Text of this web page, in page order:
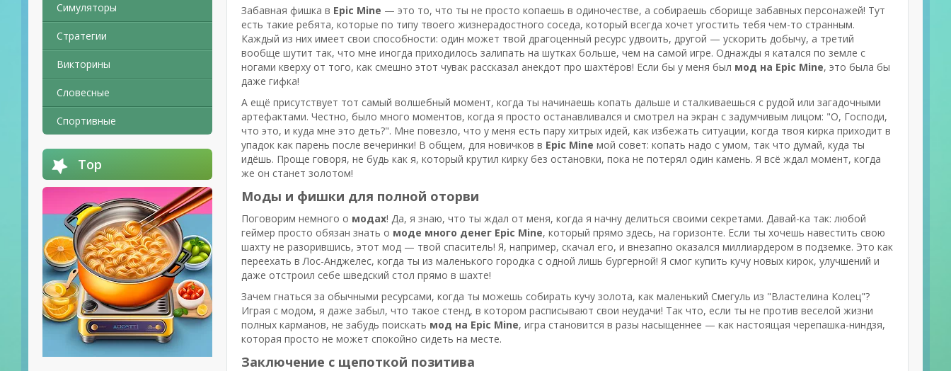
Симуляторы
Стратегии
Викторины
Словесные
Спортивные
Top
Забавная фишка в Epic Mine — это то, что ты не просто копаешь в одиночестве, а собираешь сборище забавных персонажей! Тут
есть такие ребята, которые по типу твоего жизнерадостного соседа, который всегда хочет угостить тебя чем-то странным.
Каждый из них имеет свои способности: один может твой драгоценный ресурс удвоить, другой — ускорить добычу, а третий
вообще шутит так, что мне иногда приходилось залипать на шутках больше, чем на самой игре. Однажды я катался по земле с
ногами кверху от того, как смешно этот чувак рассказал анекдот про шахтёров! Если бы у меня был мод на Epic Mine, это была бы
даже гифка!
А ещё присутствует тот самый волшебный момент, когда ты начинаешь копать дальше и сталкиваешься с рудой или загадочными
артефактами. Честно, было много моментов, когда я просто останавливался и смотрел на экран с задумчивым лицом: "О, Господи,
что это, и куда мне это деть?". Мне повезло, что у меня есть пару хитрых идей, как избежать ситуации, когда твоя кирка приходит в
упадок как парень после вечеринки! В общем, для новичков в Epic Mine мой совет: копать надо с умом, так что думай, куда ты
идёшь. Проще говоря, не будь как я, который крутил кирку без остановки, пока не потерял один камень. Я всё ждал момент, когда
же он станет золотом!
Моды и фишки для полной оторви
Поговорим немного о модах! Да, я знаю, что ты ждал от меня, когда я начну делиться своими секретами. Давай-ка так: любой
геймер просто обязан знать о моде много денег Epic Mine, который прямо здесь, на горизонте. Если ты хочешь навестить свою
шахту не разорившись, этот мод — твой спаситель! Я, например, скачал его, и внезапно оказался миллиардером в подземке. Это как
переехать в Лос-Анджелес, когда ты из маленького городка с одной лишь бургерной! Я смог купить кучу новых кирок, улучшений и
даже отстроил себе шведский стол прямо в шахте!
Зачем гнаться за обычными ресурсами, когда ты можешь собирать кучу золота, как маленький Смегуль из "Властелина Колец"?
Играя с модом, я даже забыл, что такое стенд, в котором расписывают свои неудачи! Так что, если ты не против веселой жизни
полных карманов, не забудь поискать мод на Epic Mine, игра становится в разы насыщеннее — как настоящая черепашка-ниндзя,
которая просто не может спокойно сидеть на месте.
Заключение с щепоткой позитива